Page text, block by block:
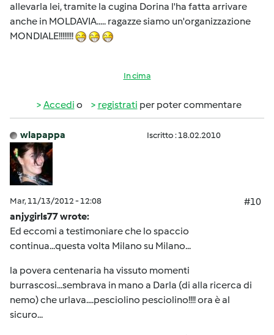
allevarla lei, tramite la cugina Dorina l'ha fatta arrivare
anche in MOLDAVIA..... ragazze siamo un'organizzazione
MONDIALE!!!!!!!!
In cima
Accedi o registrati per poter commentare
wlapappa Iscritto : 18.02.2010
Mar, 11/13/2012 - 12:08
#10
anjygirls77 wrote:
Ed eccomi a testimoniare che lo spaccio
continua...questa volta Milano su Milano...
la povera centenaria ha vissuto momenti
burrascosi...sembrava in mano a Darla (di alla ricerca di
nemo) che urlava....pesciolino pesciolino!!!! ora è al
sicuro...